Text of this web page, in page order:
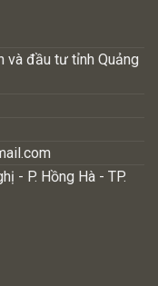
và đầu tư tỉnh Quảng
- P. Hồng Hà - TP.